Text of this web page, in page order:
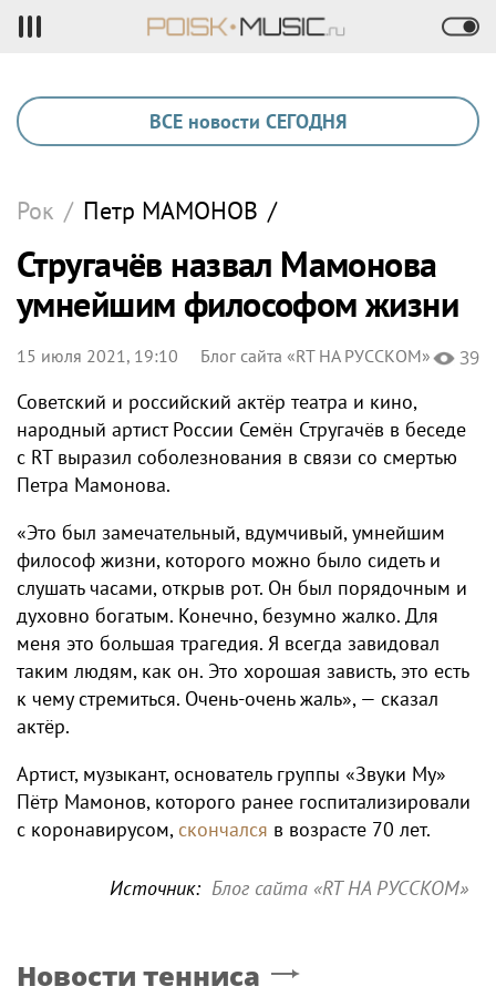
ВСЕ новости СЕГОДНЯ
Рок / Петр МАМОНОВ /
Стругачёв назвал Мамонова
умнейшим философом жизни
15 июля 2021, 19:10 Блог сайта «RT НА РУССКОМ» 39
Советский и российский актёр театра и кино,
народный артист России Семён Стругачёв в беседе
с RT выразил соболезнования в связи со смертью
Петра Мамонова.
«Это был замечательный, вдумчивый, умнейшим
философ жизни, которого можно было сидеть и
слушать часами, открыв рот. Он был порядочным и
духовно богатым. Конечно, безумно жалко. Для
меня это большая трагедия. Я всегда завидовал
таким людям, как он. Это хорошая зависть, это есть
к чему стремиться. Очень-очень жаль», — сказал
актёр.
Артист, музыкант, основатель группы «Звуки Му»
Пётр Мамонов, которого ранее госпитализировали
с коронавирусом, скончался в возрасте 70 лет.
Источник: Блог сайта «RT НА РУССКОМ»
Новости тенниса